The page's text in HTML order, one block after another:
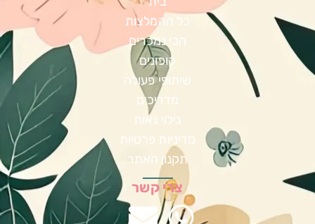
כל ההמלצות
הכי נמכרים
קופונים
שיתופי פעולה
מדריכים
גילוי נאות
מדיניות פרטיות
תקנון האתר
צרי קשר